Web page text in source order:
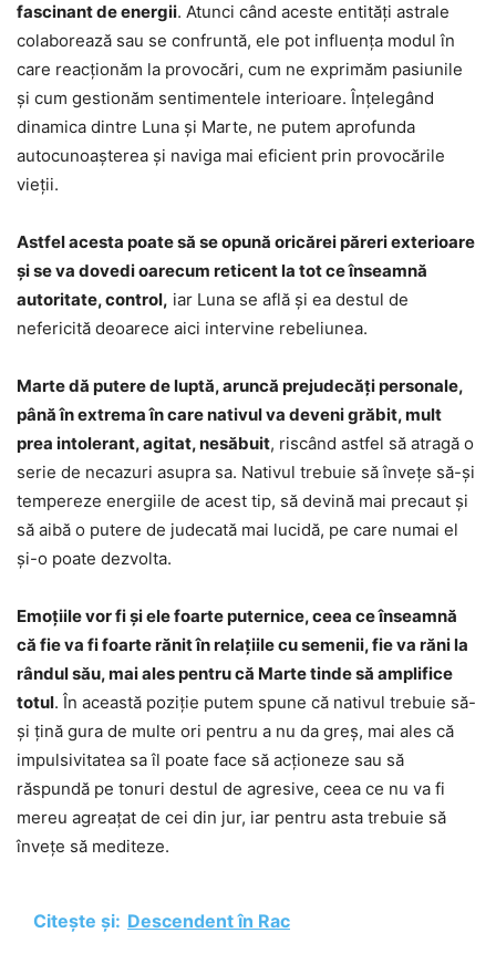
fascinant de energii. Atunci când aceste entități astrale
colaborează sau se confruntă, ele pot influența modul în
care reacționăm la provocări, cum ne exprimăm pasiunile
și cum gestionăm sentimentele interioare. Înțelegând
dinamica dintre Luna și Marte, ne putem aprofunda
autocunoașterea și naviga mai eficient prin provocările
vieții.
Astfel acesta poate să se opună oricărei păreri exterioare
și se va dovedi oarecum reticent la tot ce înseamnă
autoritate, control, iar Luna se află și ea destul de
nefericită deoarece aici intervine rebeliunea.
Marte dă putere de luptă, aruncă prejudecăți personale,
până în extrema în care nativul va deveni grăbit, mult
prea intolerant, agitat, nesăbuit, riscând astfel să atragă o
serie de necazuri asupra sa. Nativul trebuie să învețe să-și
tempereze energiile de acest tip, să devină mai precaut și
să aibă o putere de judecată mai lucidă, pe care numai el
și-o poate dezvolta.
Emoțiile vor fi și ele foarte puternice, ceea ce înseamnă
că fie va fi foarte rănit în relațiile cu semenii, fie va răni la
rândul său, mai ales pentru că Marte tinde să amplifice
totul. În această poziție putem spune că nativul trebuie să-
și țină gura de multe ori pentru a nu da greș, mai ales că
impulsivitatea sa îl poate face să acționeze sau să
răspundă pe tonuri destul de agresive, ceea ce nu va fi
mereu agreațat de cei din jur, iar pentru asta trebuie să
învețe să mediteze.
Citește și: Descendent în Rac